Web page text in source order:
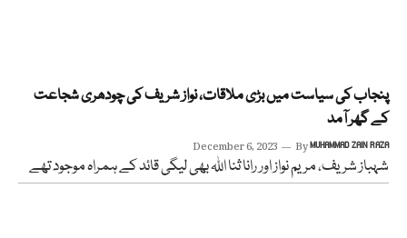
پنجاب کی سیاست میں بڑی ملاقات، نواز شریف کی چودھری شجاعت
کے گھر آمد
December 6, 2023 ByMUHAMMAD ZAIN RAZA
شہباز شریف، مریم نواز اور رانا ثنا اللہ بھی لیگی قائد کے ہمراہ موجود تھے